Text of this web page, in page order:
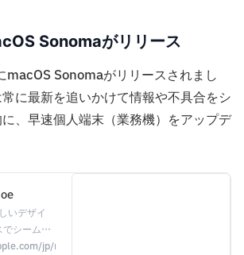
Sonomaがリリース
Sonomaがリリースされまし
に最新を追いかけて情報や不具合をシ
、早速個人端末（業務機）をアップデ
いデザイ
シームレ
段と多くjp/macos/sonoma/